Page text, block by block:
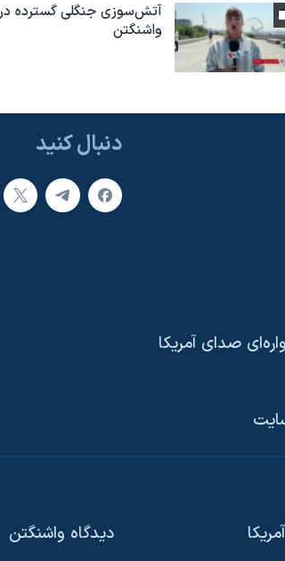
آتش‌سوزی جنگلی گسترده در
واشنگتن
دنبال کنید
صدای آمریکا
دیدگاه‌ واشنگتن